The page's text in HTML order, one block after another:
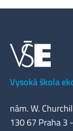
Vysoká škola
nám. W.
130 67 Praha 3